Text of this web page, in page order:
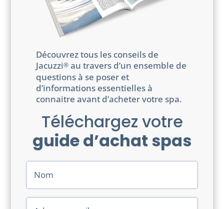
Découvrez tous les conseils de
Jacuzzi® au travers d’un ensemble de
questions à se poser et
d’informations essentielles à
connaitre avant d’acheter votre spa.
Téléchargez votre
guide d’achat spas
N
m
E